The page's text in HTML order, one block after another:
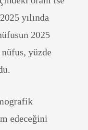
yılında
2025
yüzde
edeceğini